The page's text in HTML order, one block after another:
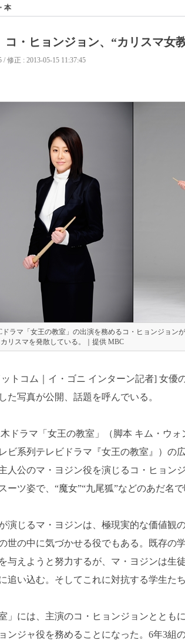
本
コ・ヒョンジョン、“カリスマ女
/ 修正 : 2013-05-15 11:37:45
ドラマ「女王の教室」の出演を務めるコ・ヒョンジョン
リスマを発散している。｜提供 MBC
トコム｜イ・ゴニ インターン記者] 女優
た写真が公開、話題を呼んでいる。
ドラマ「女王の教室」（脚本 キム・ウ
ビ系列テレビドラマ『女王の教室』）の
人公のマ・ヨジン役を演じるコ・ヒョン
ーツ姿で、“魔女”“九尾狐”などのあだ名
演じるマ・ヨジンは、極現実的な価値観
世の中に気づかせる役でもある。既存の
与えようと努力するが、マ・ヨジンは生
追い込む。そしてこれに対抗する学生た
」には、主演のコ・ヒョンジョンととも
ンジャ役を務めることになった。6年3組